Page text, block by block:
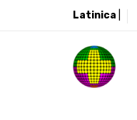
Latinica